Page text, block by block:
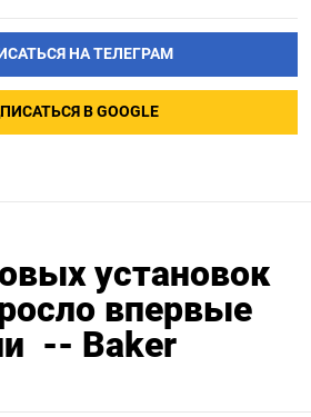
НА ТЕЛЕГРАМ
В GOOGLE
установок
впервые
-- Baker